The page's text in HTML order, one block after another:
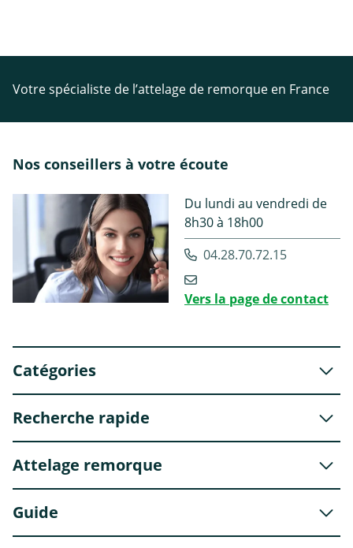
Votre spécialiste de l’attelage de remorque en France
Nos conseillers à votre écoute
Du lundi au vendredi de
8h30 à 18h00
04.28.70.72.15
Vers la page de contact
Catégories
Recherche rapide
Attelage remorque
Guide